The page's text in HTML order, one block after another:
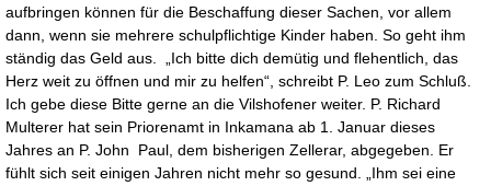
aufbringen können für die Beschaffung dieser Sachen, vor allem
dann, wenn sie mehrere schulpflichtige Kinder haben. So geht ihm
ständig das Geld aus. „Ich bitte dich demütig und flehentlich, das
Herz weit zu öffnen und mir zu helfen“, schreibt P. Leo zum Schluß.
Ich gebe diese Bitte gerne an die Vilshofener weiter. P. Richard
Multerer hat sein Priorenamt in Inkamana ab 1. Januar dieses
Jahres an P. John Paul, dem bisherigen Zellerar, abgegeben. Er
fühlt sich seit einigen Jahren nicht mehr so gesund. „Ihm sei eine